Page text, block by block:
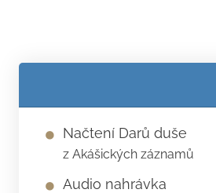
Načtení Darů duše
z Akášických záznamů
Audio nahrávka